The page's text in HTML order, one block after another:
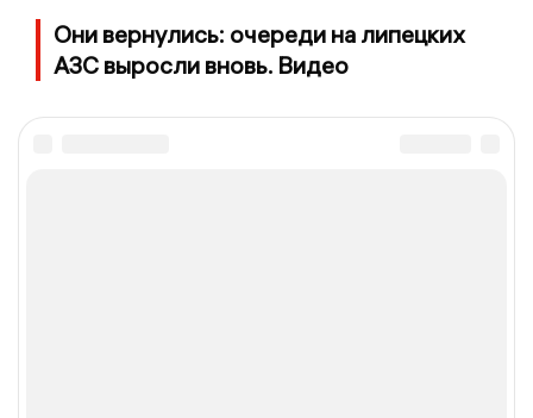
Они вернулись: очереди на липецких
АЗС выросли вновь. Видео